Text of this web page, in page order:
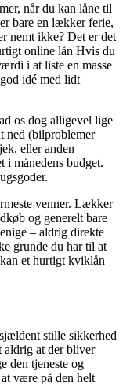
når du kan låne til
bare en lækker ferie,
nemt ikke? Det er det
online lån Hvis du
i at liste en masse
idé med lidt
os dog alligevel lige
ned (bilproblemer
eller anden
i månedens budget.
venner. Lækker
og generelt bare
– aldrig direkte
grunde du har til at
et hurtigt kviklån
stille sikkerhed
aldrig at der bliver
den tjeneste og
være på den helt